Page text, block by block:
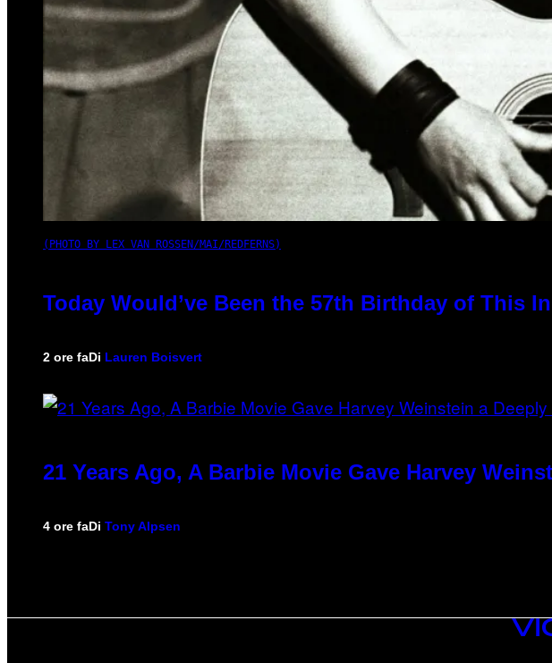
(PHOTO BY LEX VAN ROSSEN/MAI/REDFERNS)
Today Would’ve Been the 57th Birthday of This
2 ore faDi Lauren Boisvert
21 Years Ago, A Barbie Movie Gave Harvey
4 ore faDi Tony Alpsen
VICE
MEDIA